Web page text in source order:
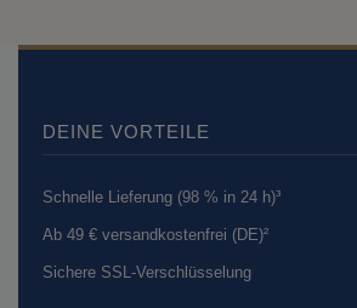
DEINE VORTEILE
Schnelle Lieferung (98 % in 24 h)³
Ab 49 € versandkostenfrei (DE)²
Sichere SSL-Verschlüsselung